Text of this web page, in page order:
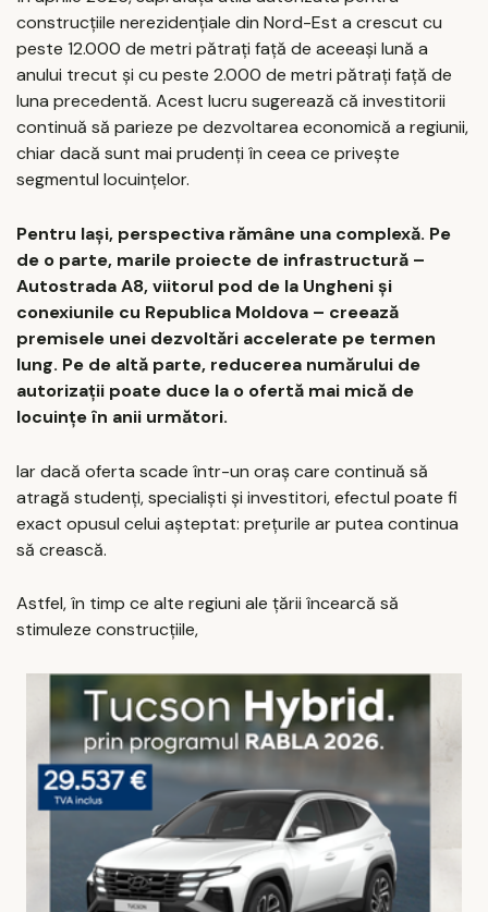
construcțiile nerezidențiale din Nord-Est a crescut cu
peste 12.000 de metri pătrați față de aceeași lună a
anului trecut și cu peste 2.000 de metri pătrați față de
luna precedentă. Acest lucru sugerează că investitorii
continuă să parieze pe dezvoltarea economică a regiunii,
chiar dacă sunt mai prudenți în ceea ce privește
segmentul locuințelor.
Pentru Iași, perspectiva rămâne una complexă. Pe
de o parte, marile proiecte de infrastructură –
Autostrada A8, viitorul pod de la Ungheni și
conexiunile cu Republica Moldova – creează
premisele unei dezvoltări accelerate pe termen
lung. Pe de altă parte, reducerea numărului de
autorizații poate duce la o ofertă mai mică de
locuințe în anii următori.
Iar dacă oferta scade într-un oraș care continuă să
atragă studenți, specialiști și investitori, efectul poate fi
exact opusul celui așteptat: prețurile ar putea continua
să crească.
Astfel, în timp ce alte regiuni ale țării încearcă să
stimuleze construcțiile,